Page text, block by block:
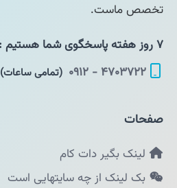
تخصص ماست.
۷ روز هفته پاسخگوی شما هستیم :
۴۷۰۳۷۲۲ - ۰۹۱۲
(تمامی ساعات)
صفحات
لینک بگیر دات کام
بک لینک از چه سایتهایی است